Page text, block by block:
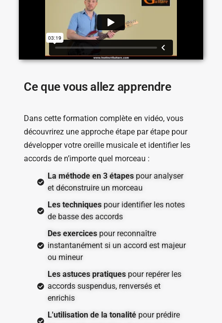
Ce que vous allez apprendre
Dans cette formation complète en vidéo, vous
découvrirez une approche étape par étape pour
développer votre oreille musicale et identifier les
accords de n’importe quel morceau :
La méthode en 3 étapespour analyser
et déconstruire un morceau
Les techniques pour identifier les notes
de basse des accords
Des exercices pour reconnaître
instantanément si un accord est majeur
ou mineur
Les astuces pratiquespour repérer les
accords suspendus, renversés et
enrichis
L'utilisation de la tonalitépour prédire